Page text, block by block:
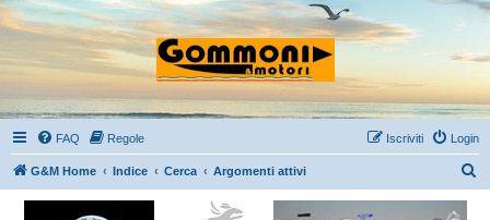
FAQ Regole Login
Iscriviti
G&M Home Indice Cerca Argomenti attivi